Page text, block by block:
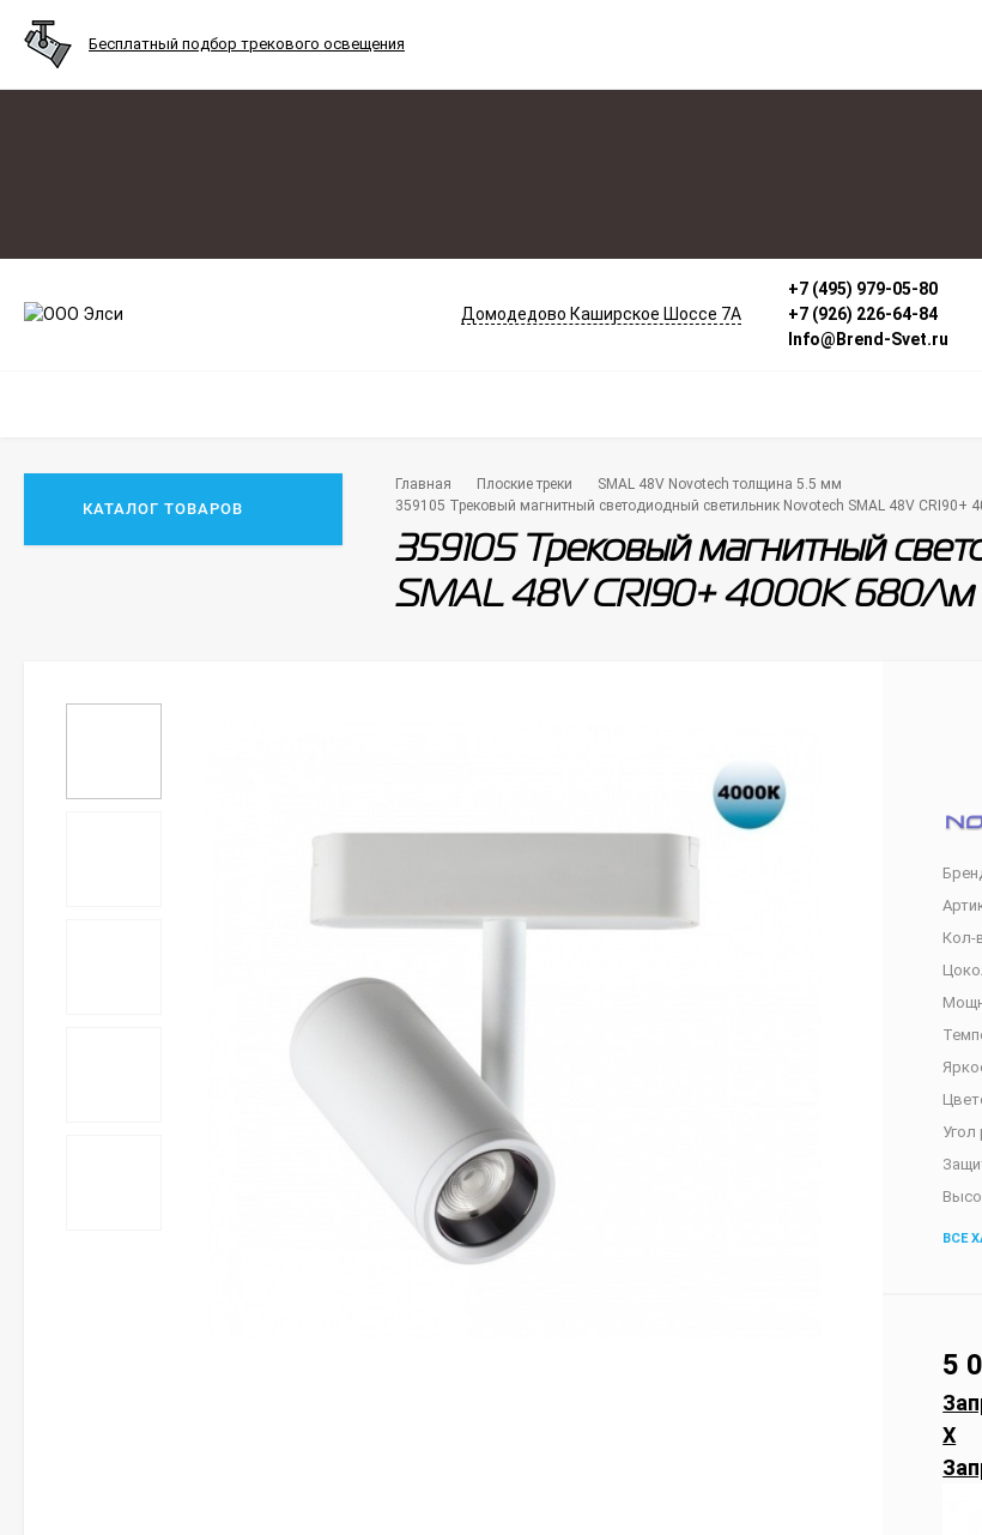
Бесплатный подбор трекового освещения
Домодедово Каширское Шоссе 7А
+7 (495) 979-05-80
+7 (926) 226-64-84
Info@Brend-Svet.ru
КАТАЛОГ ТОВАРОВ
Главная Плоские треки
SMAL 48V Novotech толщина 5.5 мм
359105 Трековый магнитный светодиодный светильник Novotech SMAL 48V CRI90+
359105 Трековый магнитный
SMAL 48V CRI90+ 4000К 680Лм
Кол-
Угол
ВСЕ
5
X